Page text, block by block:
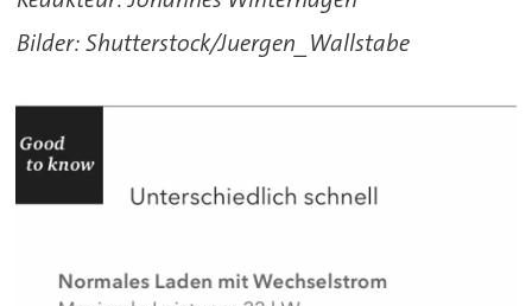
Bilder: Shutterstock/Juergen_Wallstabe